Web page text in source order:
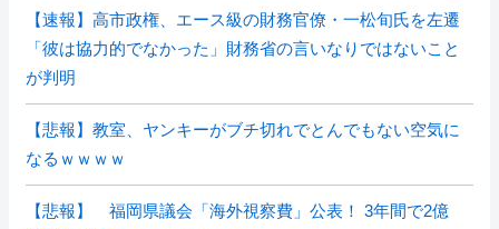
【速報】高市政権、エース級の財務官僚・一松旬氏を左遷
「彼は協力的でなかった」財務省の言いなりではないこと
が判明
【悲報】教室、ヤンキーがブチ切れでとんでもない空気に
なるｗｗｗｗ
【悲報】 福岡県議会「海外視察費」公表！ 3年間で2億